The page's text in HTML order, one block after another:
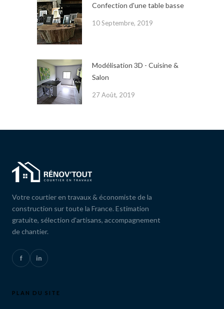
Confection d'une table basse
10 Septembre, 2019
Modélisation 3D - Cuisine &
Salon
27 Août, 2019
Votre courtier en travaux & économiste de la
construction sur toute la France. Estimation
gratuite, sélection d'artisans, accompagnement
de chantier.
f in
PLAN DU SITE